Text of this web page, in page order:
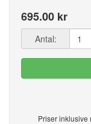
695.00 kr
Antal:
Priser inklusive